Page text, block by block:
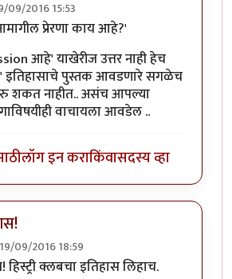
09/2016 15:53
प्रेरणा काय आहे?'
आहे' याखेरीज उत्तर नाही हेच
इतिहासाचे पुस्तक आवडणारे सगळेच
शकत नाहीत.. असंच आपल्या
वाचायला आवडेल ..
लॉग इन कराकिंवासदस्य व्हा
09/2016 18:59
हिस्ट्री क्लबचा इतिहास लिहाच.